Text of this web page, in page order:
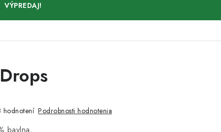
VÝPREDAJ!
hodnotení Podrobnosti hodnotenia
bavlna,